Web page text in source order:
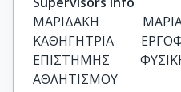
ΜΑΡΙΔΑΚΗ
ΚΑΘΗΓΗΤΡΙΑ
ΕΠΙΣΤΗΜΗΣ
ΑΘΛΗΤΙΣΜΟΥ